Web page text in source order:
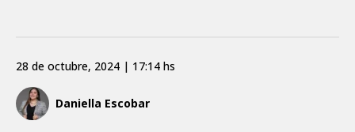
Daniella Escobar
28 de octubre, 2024 | 17:14 hs